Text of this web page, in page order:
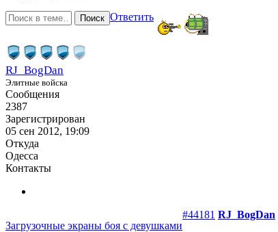
Поиск Ответить
RJ_BogDan
Элитные войска
Сообщения
2387
Зарегистрирован
05 сен 2012, 19:09
Откуда
Одесса
Контакты
Загрузочные экраны боя с девушками
#44181 RJ_BogDan